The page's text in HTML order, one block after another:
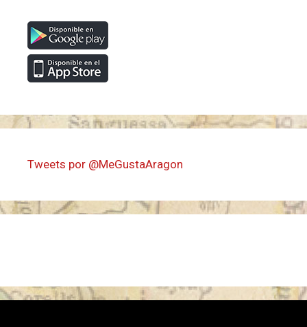
Tweets por @MeGustaAragon